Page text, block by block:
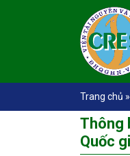
Trang chủ »
Thông
Quốc